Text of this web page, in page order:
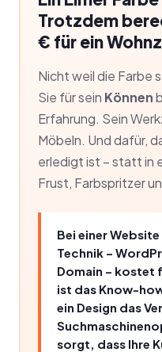
Trotzdem
€ für ein
Nicht weil die Farbe
Sie für sein Können
Erfahrung. Sein
Möbeln. Und dafür,
erledigt ist – statt in
Frust, Farbspritzer
Bei einer
Technik –
Domain – kostet
ist das Know-
ein Design das
sorgt, dass Ihre